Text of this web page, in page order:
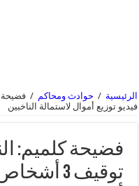
الرئيسية / حوادث ومحاكم /
فيديو توزيع أموال لاستمالة الناخبين
فضيحة كلميم:
توقيف 3